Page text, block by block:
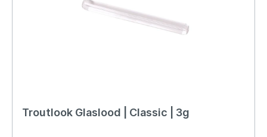
Troutlook Glaslood | Classic | 3g